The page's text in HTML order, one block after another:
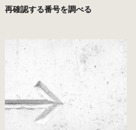
再確認する番号を調べる